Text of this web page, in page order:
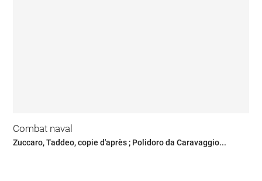
Combat naval
Zuccaro, Taddeo, copie d'après ; Polidoro da Caravaggio...